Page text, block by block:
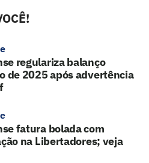
regulariza balanço
de 2025 após advertência
fatura bolada com
na Libertadores; veja